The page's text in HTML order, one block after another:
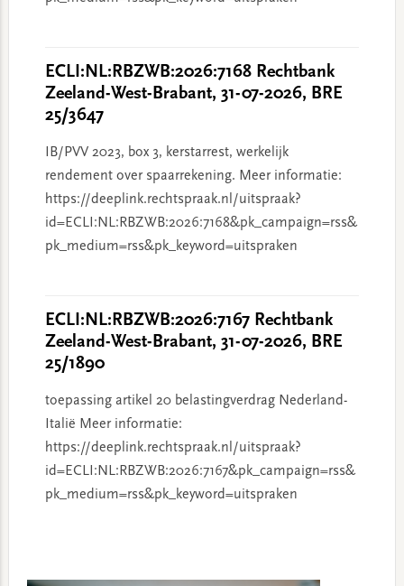
ECLI:NL:RBZWB:2026:7168 Rechtbank
Zeeland-West-Brabant, 31-07-2026, BRE
25/3647
IB/PVV 2023, box 3, kerstarrest, werkelijk
rendement over spaarrekening. Meer informatie:
https://deeplink.rechtspraak.nl/uitspraak?
id=ECLI:NL:RBZWB:2026:7168&pk_campaign=rss&
pk_medium=rss&pk_keyword=uitspraken
ECLI:NL:RBZWB:2026:7167 Rechtbank
Zeeland-West-Brabant, 31-07-2026, BRE
25/1890
toepassing artikel 20 belastingverdrag Nederland-
Italië Meer informatie:
https://deeplink.rechtspraak.nl/uitspraak?
id=ECLI:NL:RBZWB:2026:7167&pk_campaign=rss&
pk_medium=rss&pk_keyword=uitspraken